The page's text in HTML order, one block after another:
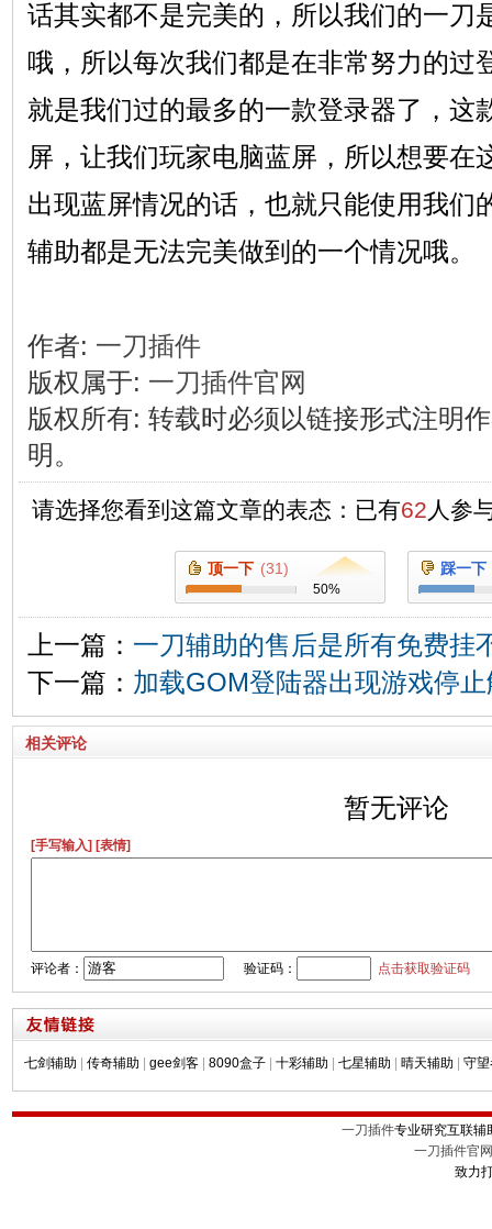
话其实都不是完美的，所以我们的一刀
哦，所以每次我们都是在非常努力的过
就是我们过的最多的一款登录器了，这
屏，让我们玩家电脑蓝屏，所以想要在
出现蓝屏情况的话，也就只能使用我们
辅助都是无法完美做到的一个情况哦。
作者: 一刀插件
版权属于: 一刀插件官网
版权所有: 转载时必须以链接形式注明
明。
请选择您看到这篇文章的表态：已有62 人参
顶一下 (31)
50%
踩一下
上一篇： 一刀辅助的售后是所有免费挂
下一篇： 加载GOM登陆器出现游戏停
相关评论
暂无评论
[手写输入] [表情]
评论者： 验证码： 点击获取验证码
七剑辅助 传奇辅助 gee剑客 8090盒子 十彩辅助 七星辅助 晴天辅助 守
一刀插件专业研究互联辅
一刀插件官网
致力